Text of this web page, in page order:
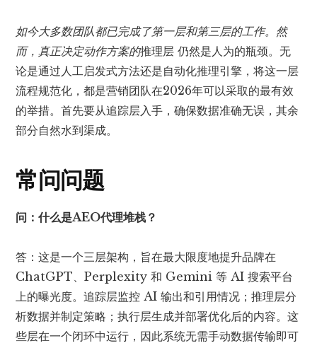
如今大多数团队都已完成了第一层和第三层的工作。然
而，真正决定动作方案的推理层仍然是人为的瓶颈。无
论是通过人工启发式方法还是自动化推理引擎，将这一层
流程规范化，都是营销团队在2026年可以采取的最有效
的举措。首先要从追踪层入手，确保数据准确无误，其余
部分自然水到渠成。
常问问题
问：什么是AEO代理堆栈？
答：这是一个三层架构，旨在最大限度地提升品牌在
ChatGPT、Perplexity 和 Gemini 等 AI 搜索平台
上的曝光度。追踪层监控 AI 输出和引用情况；推理层分
析数据并制定策略；执行层生成并部署优化后的内容。这
些层在一个闭环中运行，因此系统无需手动数据传输即可